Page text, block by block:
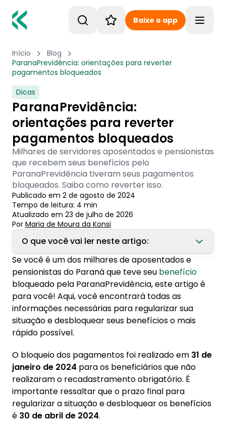
Baixe o app
Início
Blog
ParanaPrevidência: orientações para reverter
pagamentos bloqueados
Dicas
ParanaPrevidência:
orientações para reverter
pagamentos bloqueados
Milhares de servidores aposentados e pensionistas
que recebem seus benefícios pelo
ParanaPrevidência tiveram seus pagamentos
bloqueados. Saiba como reverter isso.
Publicado em 2 de agosto de 2024
Tempo de leitura: 4 min
Atualizado em 23 de julho de 2026
Por Maria de Moura da Konsi
O que você vai ler neste artigo:
1. Passo a passo para regularizar a situação:
1.1. Verifique se seu pagamento foi
bloqueado:
1.2. Realize o recadastramento
1.3. Documentação necessária para o
recadastramento presencial
1.4. Prazo para regularizar a situação
1.5. Dúvidas e informações
1.6. Orientações importantes
2. Informações adicionais
Se você é um dos milhares de aposentados e
pensionistas do Paraná que teve seu benefício
bloqueado pela ParanaPrevidência, este artigo é
para você! Aqui, você encontrará todas as
informações necessárias para regularizar sua
situação e desbloquear seus benefícios o mais
rápido possível.
O bloqueio dos pagamentos foi realizado em 31 de
janeiro de 2024 para os beneficiários que não
realizaram o recadastramento obrigatório. É
importante ressaltar que o prazo final para
regularizar a situação e desbloquear os benefícios
é 30 de abril de 2024.